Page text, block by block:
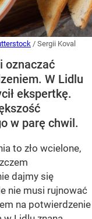
/ Sergii Koval
oznaczać
W Lidlu
ekspertkę.
w parę chwil.
to zło wcielone,
dajmy się
nie musi rujnować
na potwierdzenie